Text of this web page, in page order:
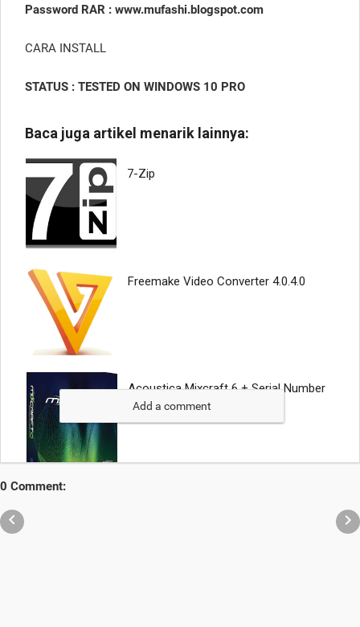
Password RAR : www.mufashi.blogspot.com
CARA INSTALL
STATUS : TESTED ON WINDOWS 10 PRO
Add a comment
0 Comment:
 